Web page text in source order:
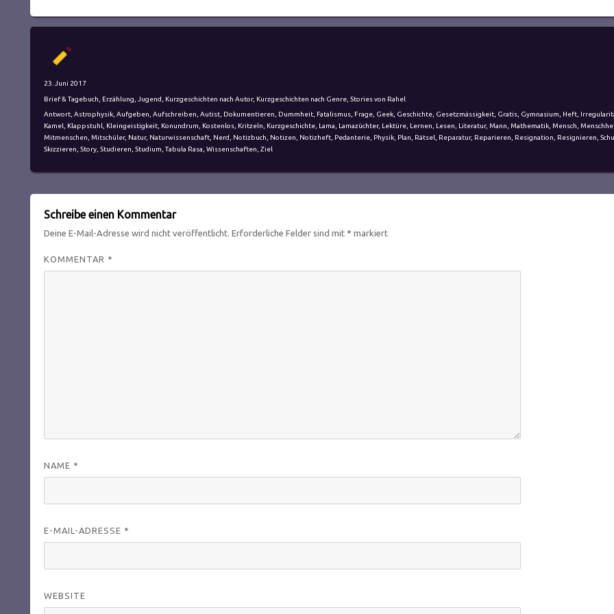
Veröffentlicht
23. Juni 2017
Kategorien
Brief & Tagebuch Erzählung Jugend Kurzgeschichten nach Autor, Kurzgeschichten nach Genre Stories von Rahel
Schlagwörter
Antwort Astrophysik Aufgeben Aufschreiben Autist Dokumentieren Dummheit Fatalismus Frage Geek Geschichte Gesetzmässigkeit Gratis Gymnasium Heft
Kamel
Klappstuhl Kleingeistigkeit Konundrum Kostenlos Kritzeln Kurzgeschichte Lama Lamazüchter, Lektüre Lernen Lesen Literatur, Mann Mathematik Mensch
Mitmenschen
Mitschüler, Natur, Naturwissenschaft Nerd Notizbuch Notizen Notizheft Pedanterie Physik Plan Rätsel Reparatur, Reparieren Resignation Resignieren
Skizzieren Story Studieren Studium ,Tabula Rasa Wissenschaften Ziel
Schreibe einen Kommentar
Deine E-Mail-Adresse wird nicht veröffentlicht. Erforderliche Felder sind mit * markiert
KOMMENTAR *
NAME *
E-MAIL-ADRESSE *
WEBSITE